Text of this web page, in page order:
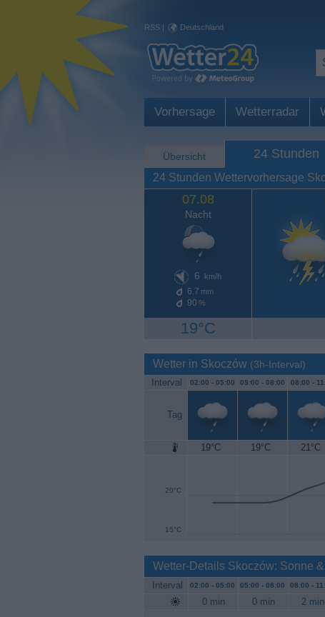
RSS | Deutschland
Vorhersage Wetterradar
Übersicht 24 Stunden
24 Stunden Wettervorhersage
07.08
Nacht
6 km/h
6.7 mm
90 %
19°C
Wetter in Skoczów (3h-Interval)
Interval 02:00 - 05:00 05:00 - 08:00 08:00 -
Tag
19°C 19°C 21°C
15°C
20°C
25°C
Wetter-Details Skoczów: Sonne
Interval 02:00 - 05:00 05:00 - 08:00 08:00 -
0 min 0 min 2 min